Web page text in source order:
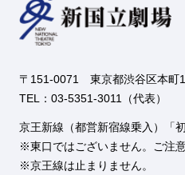
〒151-0071 東京都渋谷区本町
TEL：03-5351-3011（代表）
京王新線（都営新宿線乗入）「
東口ではございません。ご注意
京王線は止まりません。